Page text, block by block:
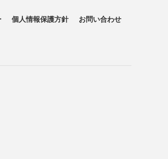
個人情報保護方針 お問い合わせ